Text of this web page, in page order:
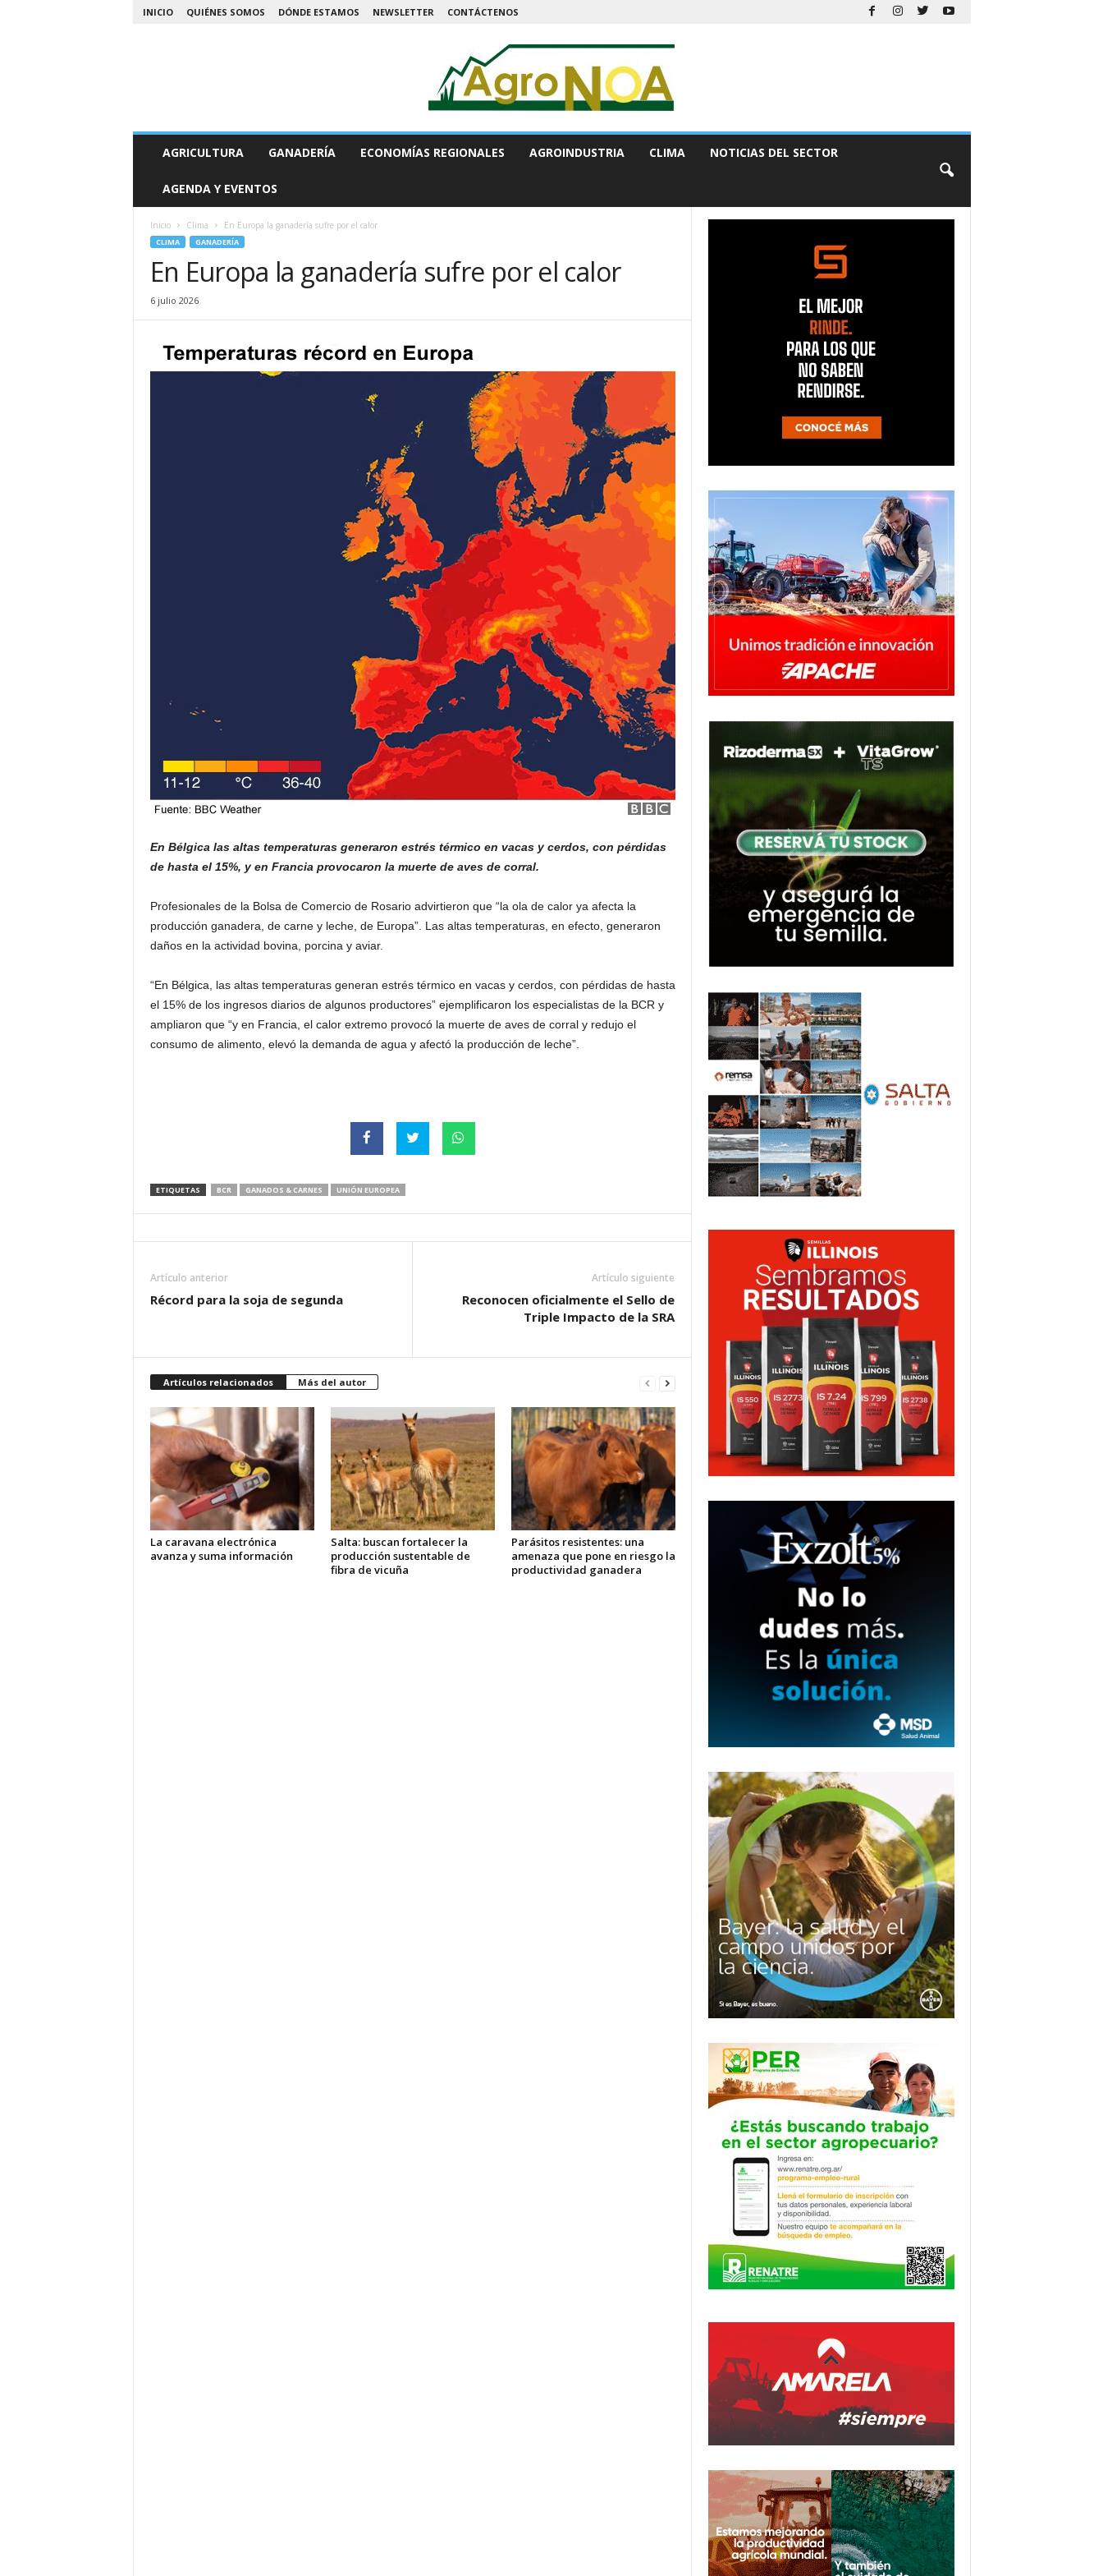
INICIO QUIÉNES SOMOS DÓNDE ESTAMOS NEWSLETTER CONTÁCTENOS
N
AGRICULTURA GANADERÍA ECONOMÍAS REGIONALES AGROINDUSTRIA CLIMA NOTICIAS DEL SECTOR
AGENDA Y EVENTOS
Inicio Clima En Europa la ganadería sufre por el calor
CLIMA GANADERÍA
En Europa la ganadería sufre por el calor
6 julio 2026
En Bélgica las altas temperaturas generaron estrés térmico en vacas y cerdos, con pérdidas
de hasta el 15%, y en Francia provocaron la muerte de aves de corral.
Profesionales de la Bolsa de Comercio de Rosario advirtieron que “la ola de calor ya afecta la
producción ganadera, de carne y leche, de Europa”. Las altas temperaturas, en efecto, generaron
daños en la actividad bovina, porcina y aviar.
“En Bélgica, las altas temperaturas generan estrés térmico en vacas y cerdos, con pérdidas de hasta
el 15% de los ingresos diarios de algunos productores” ejemplificaron los especialistas de la BCR y
ampliaron que “y en Francia, el calor extremo provocó la muerte de aves de corral y redujo el
consumo de alimento, elevó la demanda de agua y afectó la producción de leche”.
ETIQUETAS BCR GANADOS & CARNES UNIÓN EUROPEA
Artículo anterior
Récord para la soja de segunda
Artículo siguiente
Reconocen oficialmente el Sello de
Triple Impacto de la SRA
Artículos relacionados Más del autor
La caravana electrónica
avanza y suma información
Salta: buscan fortalecer la
producción sustentable de
fibra de vicuña
Parásitos resistentes: una
amenaza que pone en riesgo la
productividad ganadera